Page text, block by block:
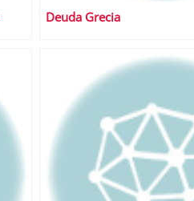
Deuda Grecia